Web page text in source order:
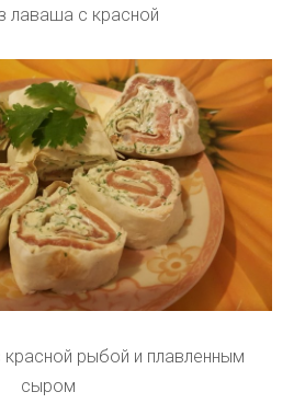
лаваша с красной
красной рыбой и плавленным
сыром